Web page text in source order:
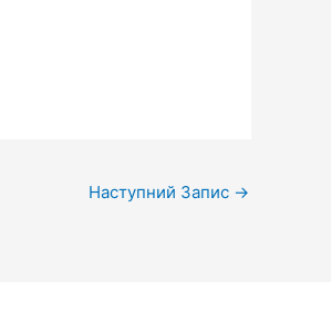
Наступний Запис →